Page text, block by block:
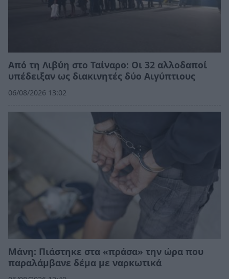
Από τη Λιβύη στο Ταίναρο: Οι 32 αλλοδαποί
υπέδειξαν ως διακινητές δύο Αιγύπτιους
06/08/2026 13:02
Μάνη: Πιάστηκε στα «πράσα» την ώρα που
παραλάμβανε δέμα με ναρκωτικά